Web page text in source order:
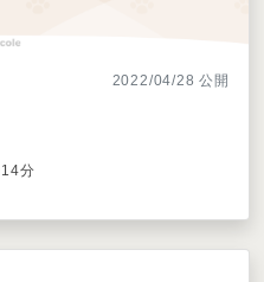
2022/04/28 公開
分